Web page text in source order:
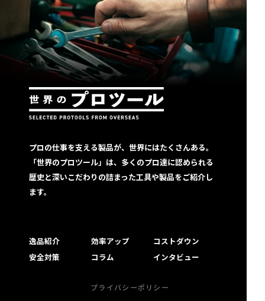
プロの仕事を支える製品が、世界にはたくさんある。
「世界のプロツール」は、多くのプロ達に認められる
歴史と深いこだわりの詰まった工具や製品をご紹介し
ます。
逸品紹介 効率アップ
コストダウン
安全対策
コラム インタビュー
プライバシーポリシー